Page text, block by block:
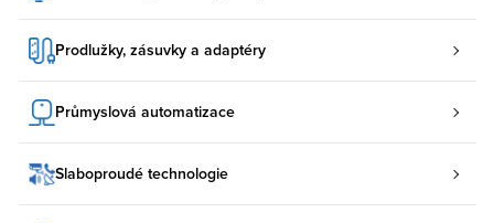
Prodlužky, zásuvky a adaptéry
Průmyslová automatizace
Slaboproudé technologie